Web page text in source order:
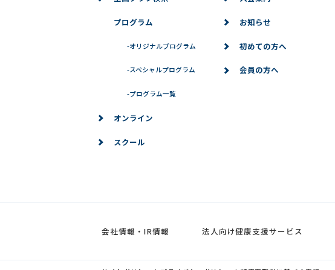
プログラム
-オリジナルプログラム
-スペシャルプログラム
-プログラム一覧
オンライン
スクール
お知らせ
初めての方へ
会員の方へ
会社情報・IR情報 法人向け健康支援サービス